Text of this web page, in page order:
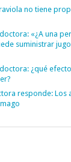
no tiene
«¿A una
suministrar
¿qué
responde: Los